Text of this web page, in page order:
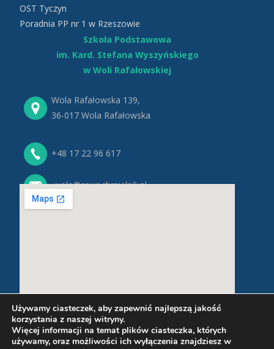
OST Tyczyn
Poradnia PP nr 1 w Rzeszowie
Szkoła Podstawowa
im. Kard. Stefana Wyszyńskiego
w Woli Rafałowskiej
Wola Rafałowska 139,
36-017 Wola Rafałowska
+48 17 22 96 617
wola@spwr.chmielnik.pl
Używamy ciasteczek, aby zapewnić najlepszą jakość
korzystania z naszej witryny.
Więcej informacji na temat plików ciasteczka, których
używamy, oraz możliwości ich wyłączenia znajdziesz w